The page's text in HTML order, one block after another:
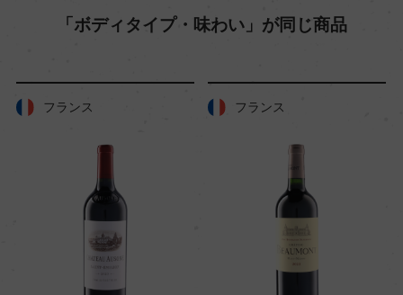
樹齢
ー
「ボディタイプ・味わい」が同じ商品
フランス フランス